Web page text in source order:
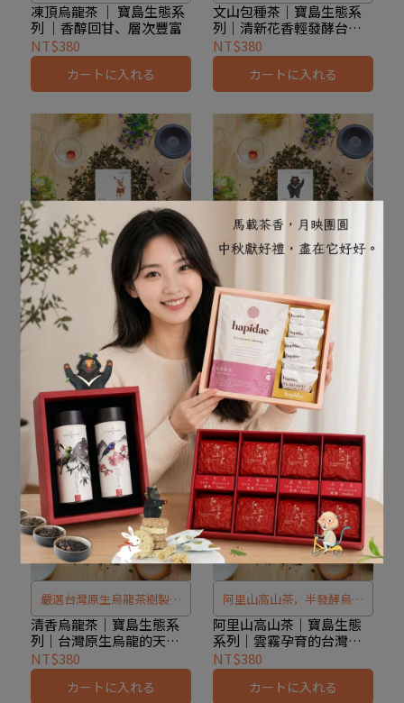
級凍頂烏龍茶。依山區環
境、季節與焙香調整，呈現
香氣持久、喉韻醇厚回甘。
宛如台北樹蛙般隨環境變化
茶的原生風味。
凍頂烏龍茶 │ 寶島生態系
列 ｜香醇回甘、層次豐富
NT$380
カートに入れる
酵茶湯蜜綠清亮，花香清雅
悠揚，入口圓潤甘醇，回甘
持久。寶島生態系列呈現台
灣山林的寧靜與柔媚氣質，
茶香的最佳選擇。
文山包種茶｜寶島生態系
列｜清新花香輕發酵台灣
茶
NT$380
カートに入れる
嚴選台灣東方美人茶（白毫
烏龍／椪風茶），茶葉五色
斑陳，茶湯琥珀紅，散發天
然蜜香與熟果香。濃郁甘
醇、甜潤芬芳，寶島生態系
列呈現最美味的台灣特色
茶，茶饕必收藏。
東方美人茶｜寶島生態系
列｜台灣獨有白毫烏龍
NT$380
カートに入れる
嚴選梨山高山茶，茶葉吸飽
山林雲霧，茶湯清透鮮嫩，
口感清新淡雅多層次。彷彿
置身山谷薄霧間，享受台灣
黑熊般自在愜意的高山清
爽。
梨山高山茶｜寶島生態系
列｜台灣頂級高山烏龍
NT$380
カートに入れる
嚴選台灣原生烏龍茶樹製成
的清香烏龍茶，輕發酵工藝
讓茶湯蜜黃透亮、香氣馥郁
如花果，口感鮮活回甘無
窮。寶島生態系列，喝一口
清香烏龍茶｜寶島生態系
列｜台灣原生烏龍的天然
蜜香
NT$380
カートに入れる
阿里山高山茶，半發酵烏龍
茶中的頂尖之選，生長於海
拔 1000 公尺以上茶園。金
黃清透茶湯，淡雅持久香
氣，帶有獨特「高山氣」，
阿里山高山茶｜寶島生態
系列｜雲霧孕育的台灣高
山烏龍茶
NT$380
カートに入れる